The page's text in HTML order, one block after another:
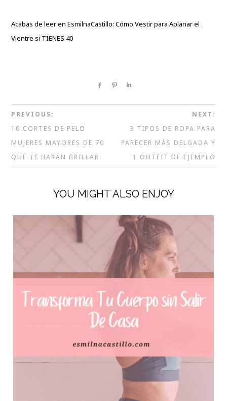
Acabas de leer en EsmilnaCastillo: Cómo Vestir para Aplanar el
Vientre si TIENES 40
Share Pin
PREVIOUS:
10 CORTES DE PELO
MUJERES MAYORES DE 70
QUE TE HARÁN BRILLAR
NEXT:
3 TIPOS DE ROPA PARA
PARECER MÁS DELGADA Y
1 OUTFIT DE EJEMPLO
YOU MIGHT ALSO ENJOY